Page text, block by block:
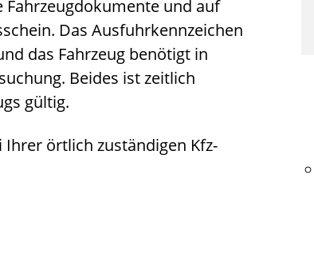
und auf
Das Ausfuhrkennzeichen
das Fahrzeug benötigt in
Beides ist zeitlich
gültig.
örtlich zuständigen Kfz-